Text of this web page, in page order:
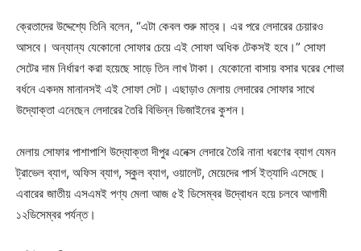
ক্রেতাদের উদ্দেশ্যে তিনি বলেন, “এটা কেবল শুরু মাত্র। এর পরে লেদারের চেয়ারও
আসবে। অন্যান্য যেকোনো সোফার চেয়ে এই সোফা অধিক টেকসই হবে।” সোফা
সেটের দাম নির্ধারণ করা হয়েছে সাড়ে তিন লাখ টাকা। যেকোনো বাসায় বসার ঘরের শোভা
বর্ধনে একদম মানানসই এই সোফা সেট। এছাড়াও মেলায় লেদারের সোফার সাথে
উদ্যোক্তা এনেছেন লেদারের তৈরি বিভিন্ন ডিজাইনের কুশন।
মেলায় সোফার পাশাপাশি উদ্যোক্তা দীপুর এনেক্স লেদারে তৈরি নানা ধরণের ব্যাগ যেমন
ট্রাভেল ব্যাগ, অফিস ব্যাগ, স্কুল ব্যাগ, ওয়ালেট, মেয়েদের পার্স ইত্যাদি এসেছে।
এবারের জাতীয় এসএমই পণ্য মেলা আজ ৫ই ডিসেম্বর উদ্বোধন হয়ে চলবে আগামী
১২ডিসেম্বর পর্যন্ত।